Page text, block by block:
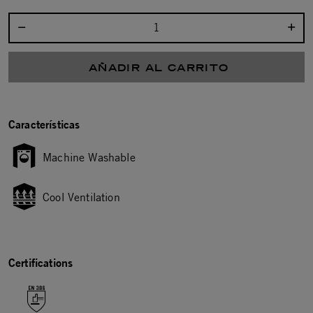
AÑADIR AL CARRITO
Características
Machine Washable
Cool Ventilation
Certifications